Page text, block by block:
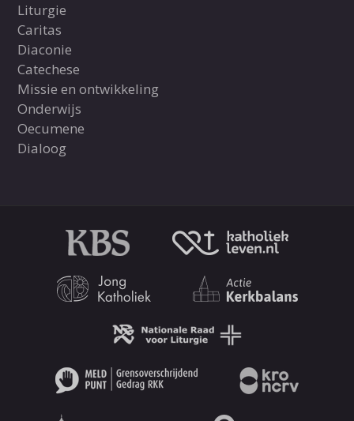
Liturgie
Caritas
Diaconie
Catechese
Missie en ontwikkeling
Onderwijs
Oecumene
Dialoog